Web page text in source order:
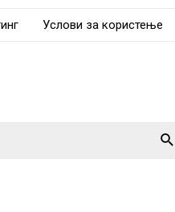
Услови за користење